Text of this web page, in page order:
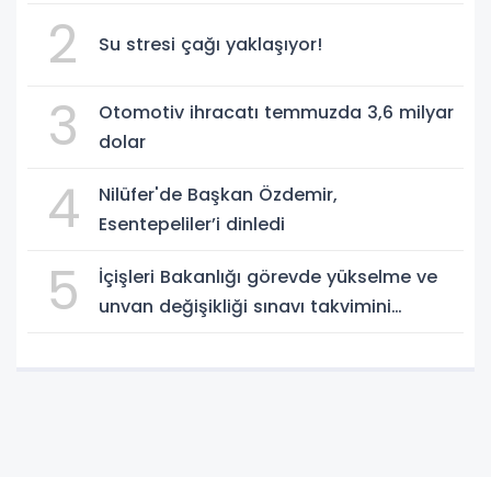
2 Su stresi çağı yaklaşıyor!
3
Otomotiv ihracatı temmuzda 3,6 milyar
dolar
4
Nilüfer'de Başkan Özdemir,
Esentepeliler’i dinledi
5
İçişleri Bakanlığı görevde yükselme ve
unvan değişikliği sınavı takvimini